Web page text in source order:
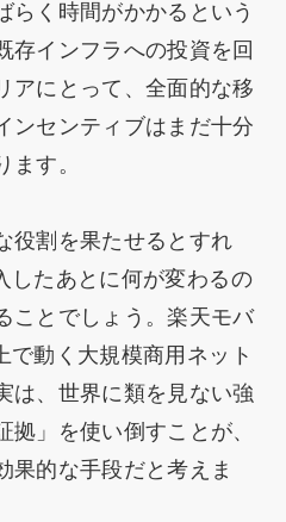
らく時間がかかるという
存インフラへの投資を回
アにとって、全面的な移
ンセンティブはまだ十分
ます。
役割を果たせるとすれ
したあとに何が変わるの
ことでしょう。楽天モバ
で動く大規模商用ネット
は、世界に類を見ない強
」を使い倒すことが、
果的な手段だと考えま